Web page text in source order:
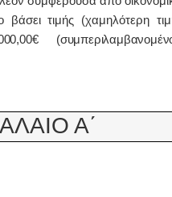
τιμής (χαμηλότερη
Α΄